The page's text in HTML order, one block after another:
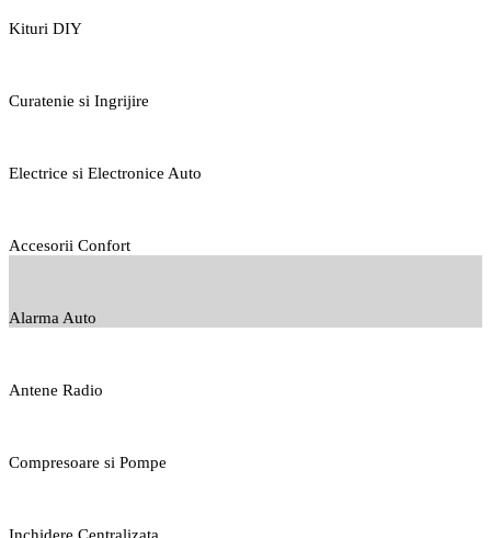
Kituri DIY
Curatenie si Ingrijire
Electrice si Electronice Auto
Accesorii Confort
Alarma Auto
Antene Radio
Compresoare si Pompe